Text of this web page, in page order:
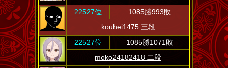
22527位
1085勝993敗
kouhei1475 三段
22527位
1085勝1071敗
moko24182418 二段